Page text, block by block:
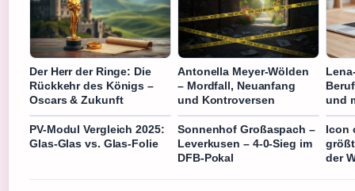
Der Herr der Ringe: Die
Rückkehr des Königs –
Oscars & Zukunft
Antonella Meyer-Wölden
– Mordfall, Neuanfang
und Kontroversen
und
PV-Modul Vergleich 2025:
Glas-Glas vs. Glas-Folie
Sonnenhof Großaspach –
Leverkusen – 4-0-Sieg im
DFB-Pokal
Icon
der